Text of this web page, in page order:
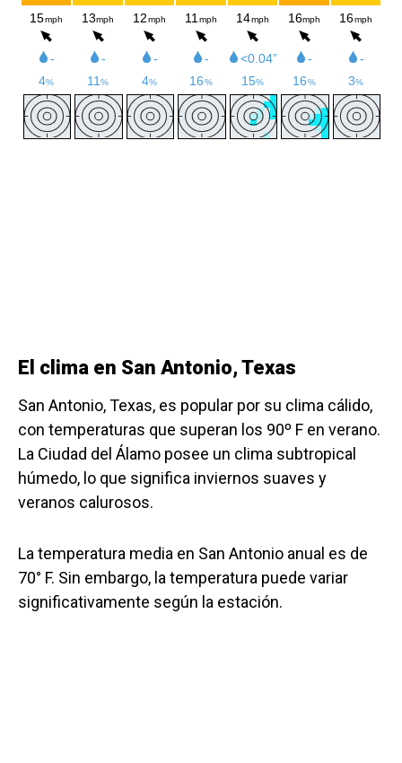
El clima en San Antonio, Texas
San Antonio, Texas, es popular por su clima cálido,
con temperaturas que superan los 90º F en verano.
La Ciudad del Álamo posee un clima subtropical
húmedo, lo que significa inviernos suaves y
veranos calurosos.
La temperatura media en San Antonio anual es de
70° F. Sin embargo, la temperatura puede variar
significativamente según la estación.